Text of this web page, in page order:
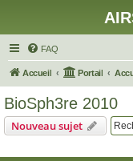
FAQ
Accueil Portail
BioSph3re 2010
Nouveau sujet